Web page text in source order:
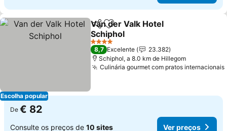
Escolha popular
PartilharAdicionar aos favoritos
Van der Valk Hotel
Schiphol
4 Estrelas
8,7 Excelente
23.382
Schiphol, a 8.0 km de Hillegom
Culinária gourmet com pratos internacionais
De € 82
Consulte os preços de 10 sites Ver preços